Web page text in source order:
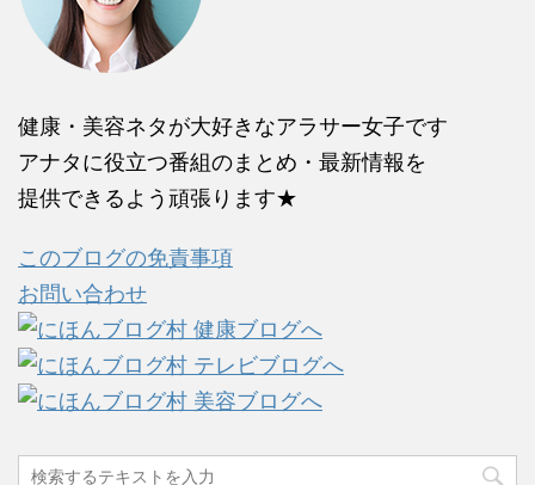
健康・美容ネタが大好きなアラサー女子です
アナタに役立つ番組のまとめ・最新情報を
提供できるよう頑張ります★
このブログの免責事項
お問い合わせ